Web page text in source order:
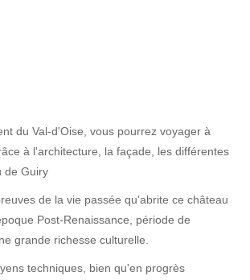
du Val-d'Oise, vous pourrez voyager à
à l'architecture, la façade, les différentes
de Guiry
de la vie passée qu'abrite ce château
Post-Renaissance, période de
grande richesse culturelle.
techniques, bien qu'en progrès